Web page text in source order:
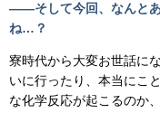
――そして今回、なんと
ね…？
寮時代から大変お世話に
いに行ったり、本当にこ
な化学反応が起こるのか